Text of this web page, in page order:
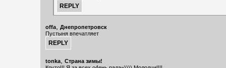
offa, Днепропетровск
Пустыня впечатляет
tonka, Страна зимы!